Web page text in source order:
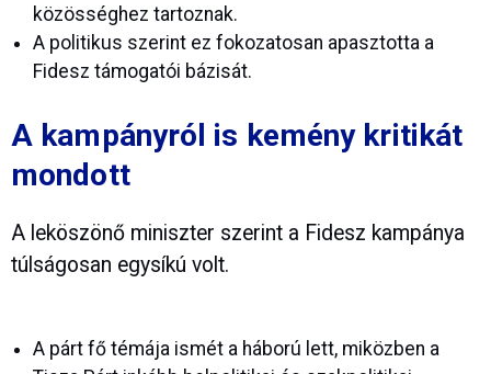
közösséghez tartoznak.
A politikus szerint ez fokozatosan apasztotta a
Fidesz támogatói bázisát.
A kampányról is kemény kritikát
mondott
A leköszönő miniszter szerint a Fidesz kampánya
túlságosan egysíkú volt.
A párt fő témája ismét a háború lett, miközben a